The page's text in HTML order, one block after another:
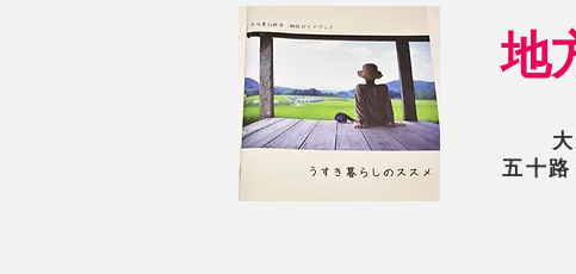
地
五十